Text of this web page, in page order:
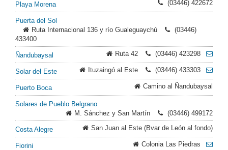
Playa Morena (03446) 422672
Puerta del Sol
Ruta Internacional 136 y río Gualeguaychú
(03446)
433400
Ñandubaysal Ruta 42 (03446) 423298
Solar del Este Ituzaingó al Este (03446) 433303
Puerto Boca Camino al Ñandubaysal
Solares de Pueblo Belgrano
M. Sánchez y San Martín
(03446) 499172
Costa Alegre San Juan al Este (Bvar de León al fondo)
Fiorini Colonia Las Piedras